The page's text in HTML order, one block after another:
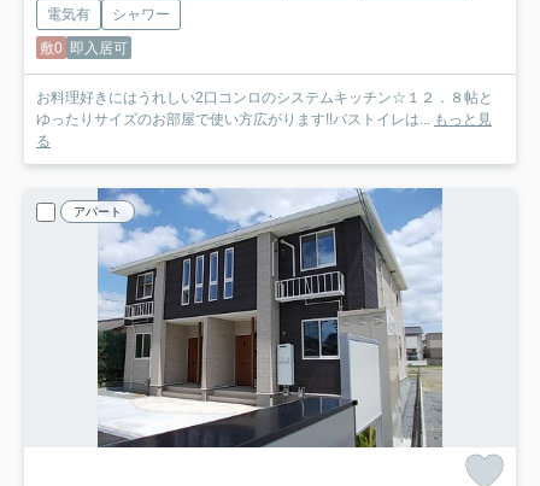
電気有
シャワー
敷0 即入居可
お料理好きにはうれしい2口コンロのシステムキッチン☆１２．８帖と
ゆったりサイズのお部屋で使い方広がります!!バストイレは...
もっと見
る
アパート